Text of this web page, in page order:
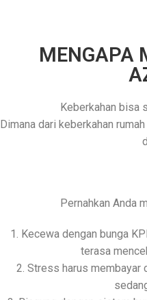
MENGAPA
Keberkahan bisa
Dimana dari keberkahan
Pernahkan Anda
1. Kecewa dengan bunga
terasa
2. Stress harus membayar